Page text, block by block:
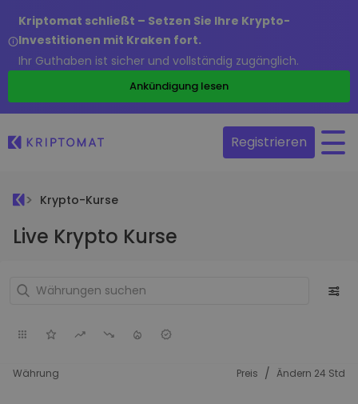
Kriptomat schließt – Setzen Sie Ihre Krypto-
Investitionen mit Kraken fort.
Ihr Guthaben ist sicher und vollständig zugänglich.
Ankündigung lesen
Registrieren
Krypto-Kurse
Live Krypto Kurse
Währung Preis / Ändern 24 Std